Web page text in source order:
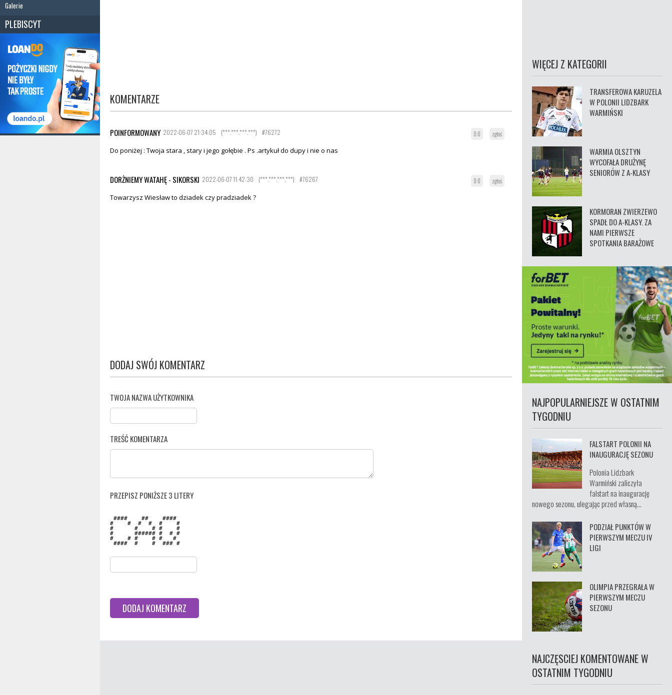
Galerie
PLEBISCYT
KOMENTARZE
POINFORMOWANY 2022-06-07 21:34:05 (***.***.***.***) #76272 0:0 zgłoś
Do poniżej : Twoja stara , stary i jego gołębie . Ps .artykuł do dupy i nie o nas
DORŻNIEMY WATAHĘ - SIKORSKI 2022-06-07 11:42:30 (***.***.***.***) #76267 0:0 zgłoś
Towarzysz Wiesław to dziadek czy pradziadek ?
DODAJ SWÓJ KOMENTARZ
TWOJA NAZWA UŻYTKOWNIKA
TREŚĆ KOMENTARZA
PRZEPISZ PONIŻSZE 3 LITERY
####    ##    ####
#    #  #  #  #    #
#      #    # #    #
#      ###### #  # #
#    # #    # #   #
####  #    #  ### #
WIĘCEJ Z KATEGORII
TRANSFEROWA KARUZELA
W POLONII LIDZBARK
WARMIŃSKI
WARMIA OLSZTYN
WYCOFAŁA DRUŻYNĘ
SENIORÓW Z A-KLASY
KORMORAN ZWIERZEWO
SPADŁ DO A-KLASY. ZA
NAMI PIERWSZE
SPOTKANIA BARAŻOWE
NAJPOPULARNIEJSZE W OSTATNIM
TYGODNIU
FALSTART POLONII NA
INAUGURACJĘ SEZONU
Polonia Lidzbark
Warmiński zaliczyła
falstart na inaugurację
nowego sezonu, ulegając przed własną...
PODZIAŁ PUNKTÓW W
PIERWSZYM MECZU IV
LIGI
OLIMPIA PRZEGRAŁA W
PIERWSZYM MECZU
SEZONU
NAJCZĘSCIEJ KOMENTOWANE W
OSTATNIM TYGODNIU